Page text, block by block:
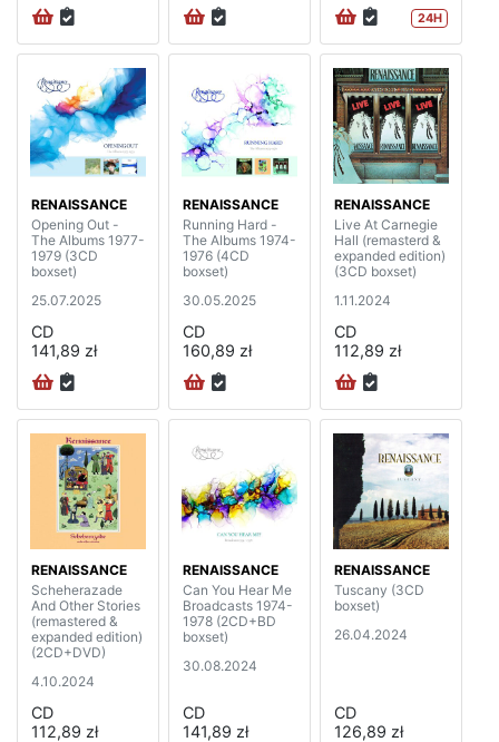
24H
RENAISSANCE
Opening Out -
The Albums 1977-
1979 (3CD
boxset)
25.07.2025
CD
141,89 zł
RENAISSANCE
Running Hard -
The Albums 1974-
1976 (4CD
boxset)
30.05.2025
CD
160,89 zł
RENAISSANCE
Live At Carnegie
Hall (remasterd &
expanded edition)
(3CD boxset)
1.11.2024
CD
112,89 zł
RENAISSANCE
Scheherazade
And Other Stories
(remastered &
expanded edition)
(2CD+DVD)
4.10.2024
CD
112,89 zł
RENAISSANCE
Can You Hear Me
Broadcasts 1974-
1978 (2CD+BD
boxset)
30.08.2024
CD
141,89 zł
RENAISSANCE
Tuscany (3CD
boxset)
26.04.2024
CD
126,89 zł